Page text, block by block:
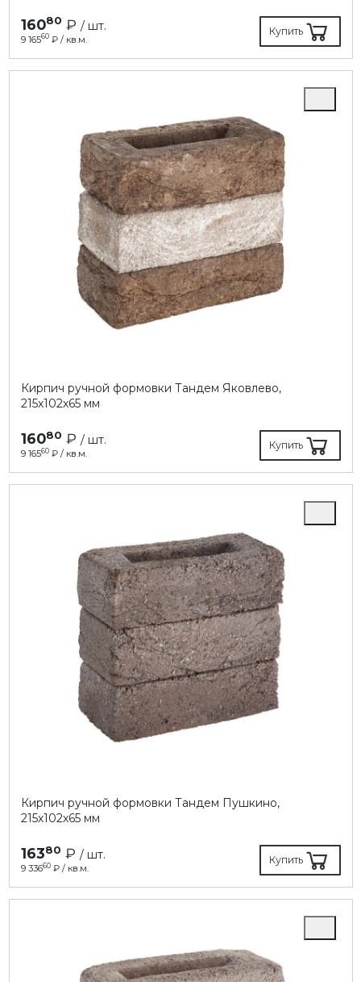
16080 ₽ / шт.
9 16560₽ / кв.м.
Купить
Кирпич ручной формовки Тандем Яковлево,
215х102х65 мм
16080 ₽ / шт.
9 16560₽ / кв.м.
Купить
Кирпич ручной формовки Тандем Пушкино,
215х102х65 мм
16380 ₽ / шт.
9 33660₽ / кв.м.
Купить